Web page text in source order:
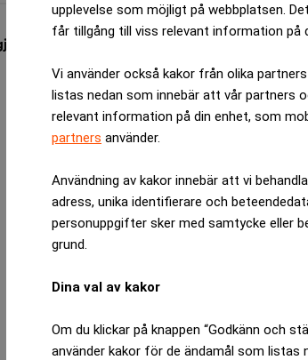
upplevelse som möjligt på webbplatsen.
får tillgång till viss relevant information på
Vi använder också kakor från olika
listas nedan som innebär att vår partners
relevant information på din enhet, som
partners använder.
Användning av kakor innebär att vi
adress, unika identifierare och
personuppgifter sker med samtycke eller
grund.
Dina val av kakor
Om du klickar på knappen “Godkänn och
använder kakor för de ändamål som listas
sig skyldigt till diskriminering när 30
ANNONS